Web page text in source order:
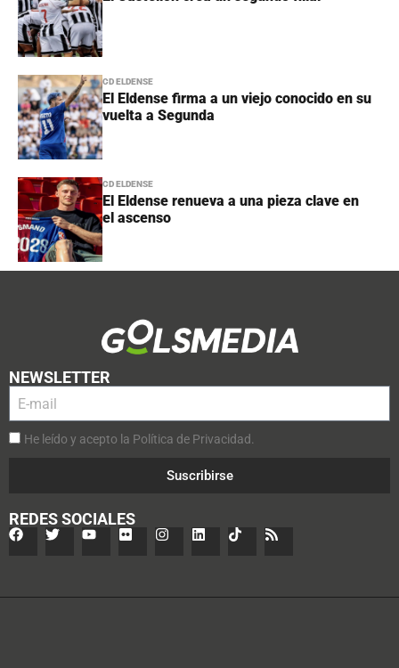
CD ELDENSE
El Eldense firma a un viejo conocido en su
vuelta a Segunda
CD ELDENSE
El Eldense renueva a una pieza clave en
el ascenso
NEWSLETTER
He leído y acepto la Política de Privacidad.
Suscribirse
REDES SOCIALES